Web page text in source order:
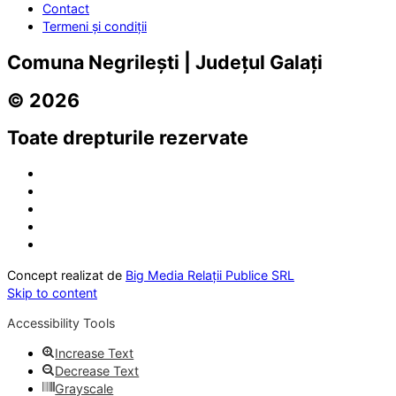
Contact
Termeni și condiții
Comuna Negrilești | Județul Galați
© 2026
Toate drepturile rezervate
Concept realizat de Big Media Relații Publice SRL
Skip to content
Accessibility Tools
Increase Text
Decrease Text
Grayscale